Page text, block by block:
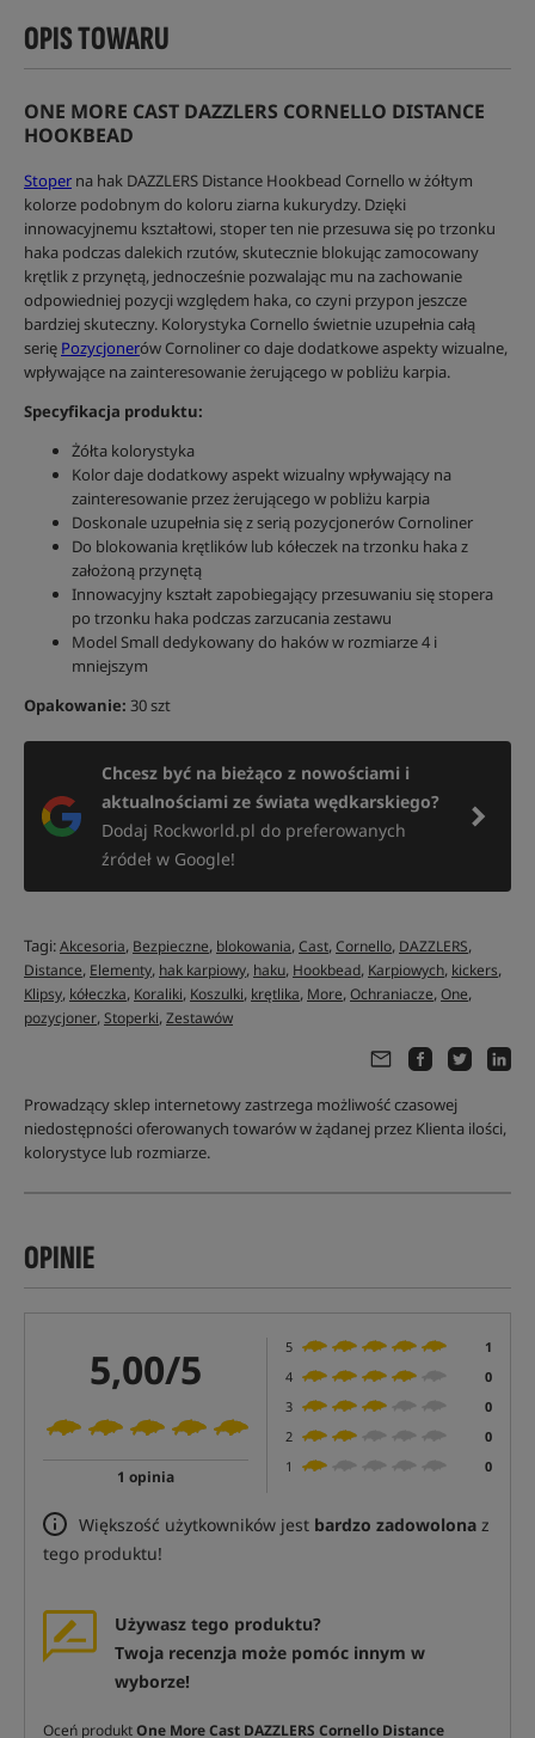
OPIS TOWARU
ONE MORE CAST DAZZLERS CORNELLO DISTANCE
HOOKBEAD
Stoper na hak DAZZLERS Distance Hookbead Cornello w żółtym
kolorze podobnym do koloru ziarna kukurydzy. Dzięki
innowacyjnemu kształtowi, stoper ten nie przesuwa się po trzonku
haka podczas dalekich rzutów, skutecznie blokując zamocowany
krętlik z przynętą, jednocześnie pozwalając mu na zachowanie
odpowiedniej pozycji względem haka, co czyni przypon jeszcze
bardziej skuteczny. Kolorystyka Cornello świetnie uzupełnia całą
serię Pozycjonerów Cornoliner co daje dodatkowe aspekty wizualne,
wpływające na zainteresowanie żerującego w pobliżu karpia.
Specyfikacja produktu:
Żółta kolorystyka
Kolor daje dodatkowy aspekt wizualny wpływający na
zainteresowanie przez żerującego w pobliżu karpia
Doskonale uzupełnia się z serią pozycjonerów Cornoliner
Do blokowania krętlików lub kółeczek na trzonku haka z
założoną przynętą
Innowacyjny kształt zapobiegający przesuwaniu się stopera
po trzonku haka podczas zarzucania zestawu
Model Small dedykowany do haków w rozmiarze 4 i
mniejszym
Opakowanie: 30 szt
Chcesz być na bieżąco z nowościami i
aktualnościami ze świata wędkarskiego?
Dodaj Rockworld.pl do preferowanych
źródeł w Google!
Tagi:Akcesoria, Bezpieczne, blokowania,Cast,Cornello, DAZZLERS,
Distance, Elementy, hak karpiowy, haku, Hookbead, Karpiowych, kickers,
Klipsy, kółeczka, Koraliki, Koszulki, krętlika, More,Ochraniacze,One,
pozycjoner,Stoperki,Zestawów
Prowadzący sklep internetowy zastrzega możliwość czasowej
niedostępności oferowanych towarów w żądanej przez Klienta ilości,
kolorystyce lub rozmiarze.
OPINIE
5,00/5
1 opinia
5
1
4
0
3
0
2
0
1
0
Większość użytkowników jest bardzo zadowolona z
tego produktu!
Używasz tego produktu?
Twoja recenzja może pomóc innym w
wyborze!
Oceń produktOne More Cast DAZZLERS Cornello Distance